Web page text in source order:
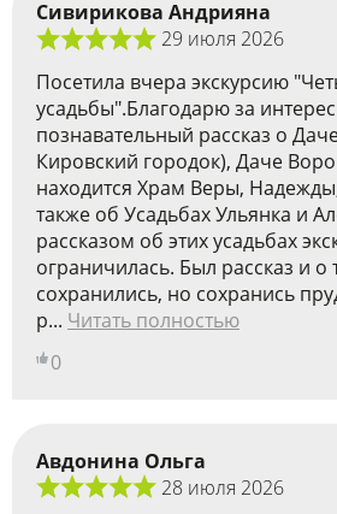
Сивирикова Андрияна
29 июля 2026
Посетила вчера экскурсию
усадьбы".Благодарю за
познавательный рассказ о
Кировский городок), Даче
находится Храм Веры,
также об Усадьбах Ульянка и
рассказом об этих усадьбах
ограничилась. Был рассказ и о
сохранились, но сохранись
р... Читать полностью
0
Авдонина Ольга
28 июля 2026